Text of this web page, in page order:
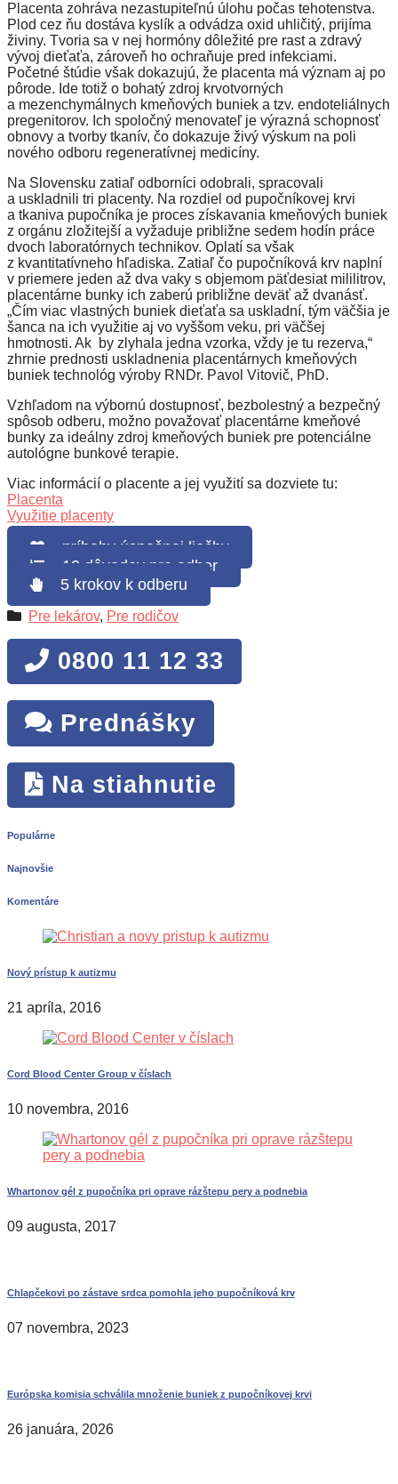
Placenta zohráva nezastupiteľnú úlohu počas tehotenstva.
Plod cez ňu dostáva kyslík a odvádza oxid uhličitý, prijíma
živiny. Tvoria sa v nej hormóny dôležité pre rast a zdravý
vývoj dieťaťa, zároveň ho ochraňuje pred infekciami.
Početné štúdie však dokazujú, že placenta má význam aj po
pôrode. Ide totiž o bohatý zdroj krvotvorných
a mezenchymálnych kmeňových buniek a tzv. endoteliálnych
pregenitorov. Ich spoločný menovateľ je výrazná schopnosť
obnovy a tvorby tkanív, čo dokazuje živý výskum na poli
nového odboru regeneratívnej medicíny.
Na Slovensku zatiaľ odborníci odobrali, spracovali
a uskladnili tri placenty. Na rozdiel od pupočníkovej krvi
a tkaniva pupočníka je proces získavania kmeňových buniek
z orgánu zložitejší a vyžaduje približne sedem hodín práce
dvoch laboratórnych technikov. Oplatí sa však
z kvantitatívneho hľadiska. Zatiaľ čo pupočníková krv naplní
v priemere jeden až dva vaky s objemom päťdesiat mililitrov,
placentárne bunky ich zaberú približne deväť až dvanásť.
„Čím viac vlastných buniek dieťaťa sa uskladní, tým väčšia je
šanca na ich využitie aj vo vyššom veku, pri väčšej
hmotnosti. Ak by zlyhala jedna vzorka, vždy je tu rezerva,“
zhrnie prednosti uskladnenia placentárnych kmeňových
buniek technológ výroby RNDr. Pavol Vitovič, PhD.
Vzhľadom na výbornú dostupnosť, bezbolestný a bezpečný
spôsob odberu, možno považovať placentárne kmeňové
bunky za ideálny zdroj kmeňových buniek pre potenciálne
autológne bunkové terapie.
Viac informácií o placente a jej využití sa dozviete tu:
Placenta
Využitie placenty
príbehy úspešnej liečby
10 dôvodov pre odber
5 krokov k odberu
Pre lekárov, Pre rodičov
0800 11 12 33
Prednášky
Na stiahnutie
Populárne
Najnovšie
Komentáre
Nový prístup k autizmu
21 apríla, 2016
Cord Blood Center Group v číslach
10 novembra, 2016
Whartonov gél z pupočníka pri oprave rázštepu pery a podnebia
09 augusta, 2017
Chlapčekovi po zástave srdca pomohla jeho pupočníková krv
07 novembra, 2023
Európska komisia schválila množenie buniek z pupočníkovej krvi
26 januára, 2026